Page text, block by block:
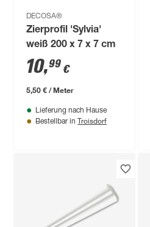
DECOSA®
Zierprofil 'Sylvia'
weiß 200 x 7 x 7 cm
10,99 €
5,50 € / Meter
Lieferung nach Hause
Bestellbar in Troisdorf